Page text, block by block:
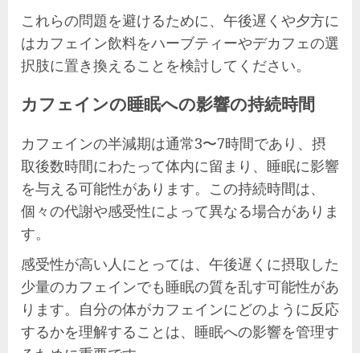
これらの問題を避けるために、午後遅くや夕方に
はカフェイン飲料をハーブティーやデカフェの選
択肢に置き換えることを検討してください。
カフェインの睡眠への影響の持続時間
カフェインの半減期は通常3〜7時間であり、摂
取後数時間にわたって体内に留まり、睡眠に影響
を与える可能性があります。この持続時間は、
個々の代謝や感受性によって異なる場合がありま
す。
感受性が高い人にとっては、午後遅くに摂取した
少量のカフェインでも睡眠の質を乱す可能性があ
ります。自分の体がカフェインにどのように反応
するかを理解することは、睡眠への影響を管理す